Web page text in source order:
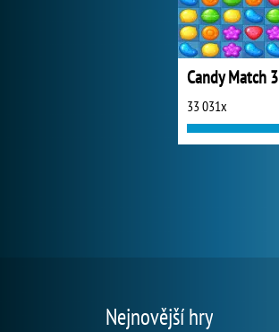
Candy Match 3
33 031x
Nejnovější hry